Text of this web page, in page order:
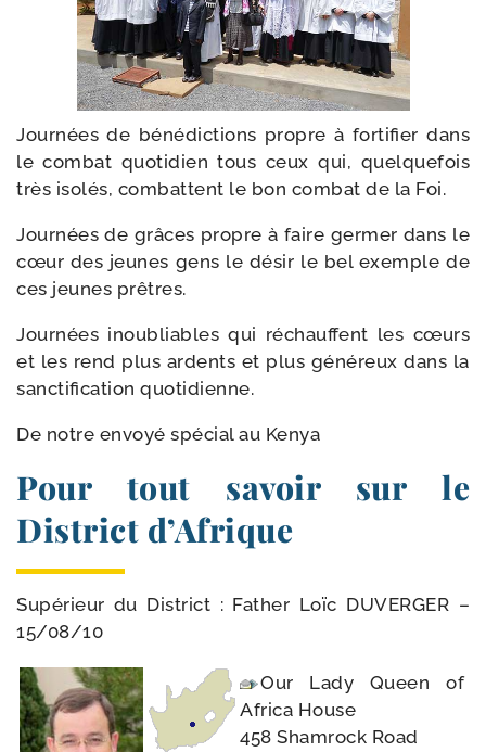
Journées de béné­dic­tions propre à for­ti­fier dans
le com­bat quo­ti­dien tous ceux qui, quel­que­fois
très iso­lés, com­battent le bon com­bat de la Foi.
Journées de grâces propre à faire ger­mer dans le
cœur des jeunes gens le désir le bel exemple de
ces jeunes prêtres.
Journées inou­bliables qui réchauffent les cœurs
et les rend plus ardents et plus géné­reux dans la
sanc­ti­fi­ca­tion quotidienne.
De notre envoyé spé­cial au Kenya
Pour tout savoir sur le
District d’Afrique
Supérieur du District : Father Loïc DUVERGER –
15/​08/​10
Our Lady Queen of
Africa House
458 Shamrock Road